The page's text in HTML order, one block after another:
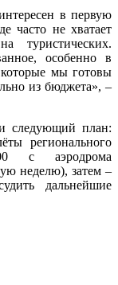
в первую
часто не хватает
туристических.
особенно в
мы готовы
из бюджета», –
следующий план:
регионального
с аэродрома
неделю), затем –
дальнейшие